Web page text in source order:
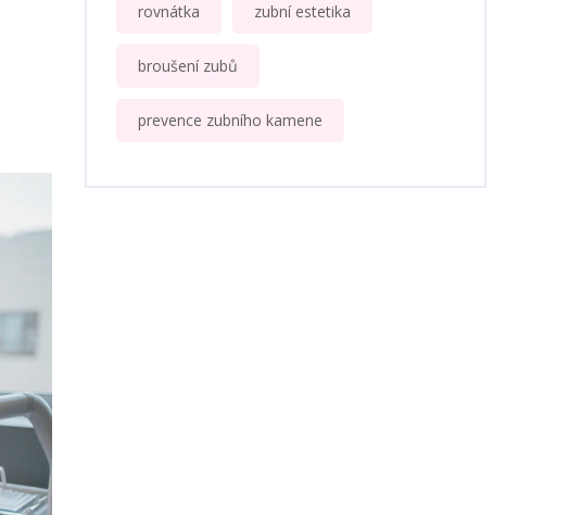
rovnátka zubní estetika
broušení zubů
prevence zubního kamene